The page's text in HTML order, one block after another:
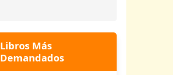
Libros Más
Demandados